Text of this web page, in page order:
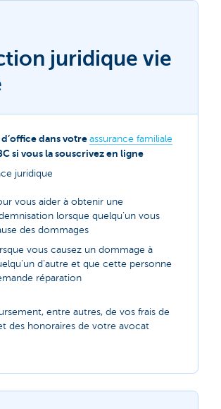
juridique vie
dans votreassurance familiale
si vous la souscrivez en ligne
juridique
vous aider à obtenir une
lorsque quelqu’un vous
des dommages
vous causez un dommage à
d’autre et que cette personne
réparation
entre autres, de vos frais de
des honoraires de votre avocat